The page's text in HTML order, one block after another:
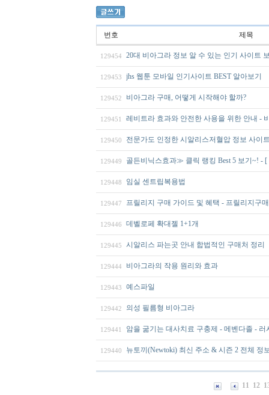
번호 제목
129454 20대 비아그라 정보 알 수 있는 인기 사이트
129453 jhs 웹툰 모바일 인기사이트 BEST 알아보기
129452 비아그라 구매, 어떻게 시작해야 할까?
129451 레비트라 효과와 안전한 사용을 위한 안내 -
129450 전문가도 인정한 시알리스저혈압 정보 사이
129449 골든비닉스효과≫ 클릭 랭킹 Best 5 보기~! -
129448 임실 센트립복용법
129447 프릴리지 구매 가이드 및 혜택 - 프릴리지구
129446 데벨로페 확대젤 1+1개
129445 시알리스 파는곳 안내 합법적인 구매처 정리
129444 비아그라의 작용 원리와 효과
129443 예스파일
129442 의성 필름형 비아그라
129441 암을 굶기는 대사치료 구충제 - 메벤다졸 -
129440 뉴토끼(Newtoki) 최신 주소 & 시즌 2 전체 정
11 12